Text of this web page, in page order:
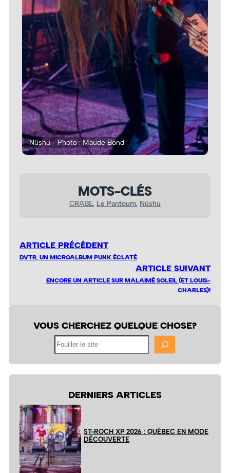
Nüshu - Photo : Maude Bond
MOTS-CLÉS
CRABE, Le Pantoum, Nüshu
ARTICLE PRÉCÉDENT
DVTR, UN MICROALBUM PUNK ÉCLATÉ
ARTICLE SUIVANT
ENCORE UN ARTICLE SUR MALAIMÉ SOLEIL (ET LOUIS-
CHARLES)!
VOUS CHERCHEZ QUELQUE CHOSE?
Fouiller
DERNIERS ARTICLES
ST-ROCH XP 2026 : QUÉBEC EN MODE
DÉCOUVERTE